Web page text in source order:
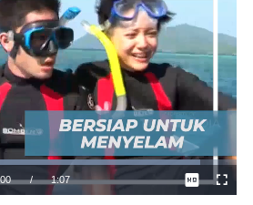
/ Durasi
1:07
Dimuat:
90.25%